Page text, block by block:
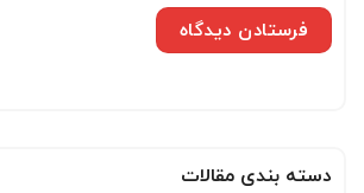
دسته بندی مقالات